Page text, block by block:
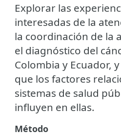
Explorar las
interesadas de la
la coordinación de la
el diagnóstico del
Colombia y Ecuador,
que los factores
sistemas de salud
influyen en ellas.
Método